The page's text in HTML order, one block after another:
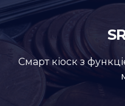
Смарт кіоск з